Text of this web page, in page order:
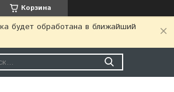
Корзина
будет обработана в ближайший